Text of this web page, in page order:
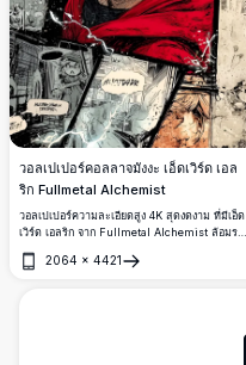
วอลเปเปอร์คอลลาจมังงะ เอ็ดเวิร์ด เอล
ริก Fullmetal Alchemist
วอลเปเปอร์ความละเอียดสูง 4K สุดงดงาม ที่มีเอ็ด
เวิร์ด เอลริก จาก Fullmetal Alchemist ล้อมรอบ
สายฟ้า ดวงตาสีทอง และเสื้อคลุมสีแดงอันเป็น
2064 × 4421
เปิด